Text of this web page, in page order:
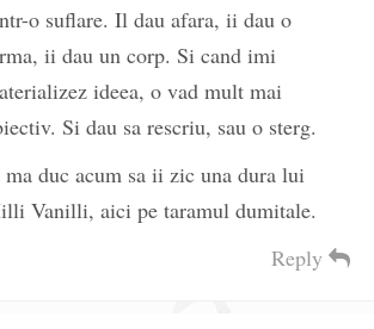
o suflare. Il dau afara, ii dau o
ii dau un corp. Si cand imi
ideea, o vad mult mai
Si dau sa rescriu, sau o sterg.
ma duc acum sa ii zic una dura lui
Vanilli, aici pe taramul dumitale.
Reply